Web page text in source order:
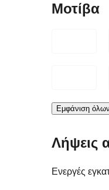
Μοτίβα
Εμφάνιση
Λήψεις
Ενεργές